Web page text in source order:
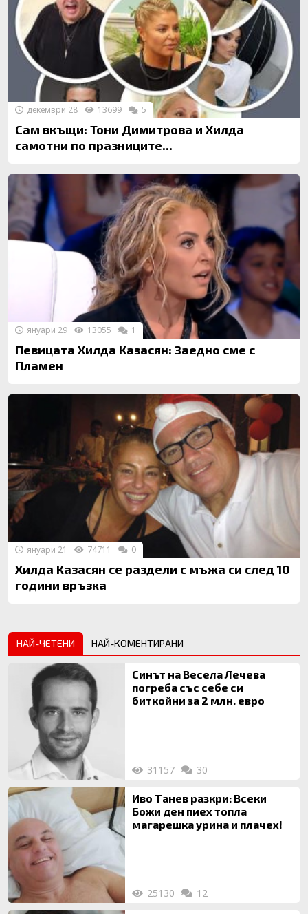
Сам вкъщи: Тони Димитрова и Хилда
самотни по празниците...
декември 28 13699 5
Певицата Хилда Казасян: Заедно сме с
Пламен
януари 29 13055 1
Хилда Казасян се раздели с мъжа си след 10
години връзка
януари 21 74711 0
НАЙ-ЧЕТЕНИ НАЙ-КОМЕНТИРАНИ
Синът на Весела Лечева
погреба със себе си
биткойни за 2 млн. евро
31157 30
Иво Танев разкри: Всеки
Божи ден пиех топла
магарешка урина и плачех!
25130 12